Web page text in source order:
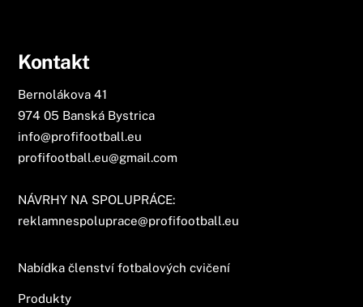
Kontakt
Bernolákova 41
974 05 Banská Bystrica
info@profifootball.eu
profifootball.eu@gmail.com
NÁVRHY NA SPOLUPRÁCE:
reklamnespoluprace@profifootball.eu
Nabídka členství fotbalových cvičení
Produkty